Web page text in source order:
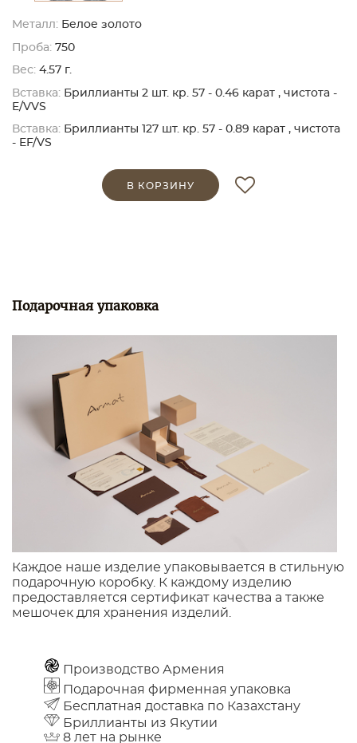
Металл: Белое золото
Проба: 750
Вес: 4.57 г.
Вставка: Бриллианты 2 шт. кр. 57 - 0.46 карат , чистота -
E/VVS
Вставка: Бриллианты 127 шт. кр. 57 - 0.89 карат , чистота
- EF/VS
В КОРЗИНУ
Подарочная упаковка
Каждое наше изделие упаковывается в стильную
подарочную коробку. К каждому изделию
предоставляется сертификат качества а также
мешочек для хранения изделий.
Производство Армения
Подарочная фирменная упаковка
Бесплатная доставка по Казахстану
Бриллианты из Якутии
8 лет на рынке